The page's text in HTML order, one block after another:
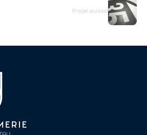
Projet suivant